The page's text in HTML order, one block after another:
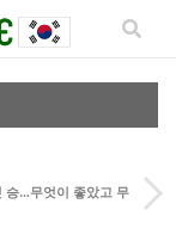
승…무엇이 좋았고 무